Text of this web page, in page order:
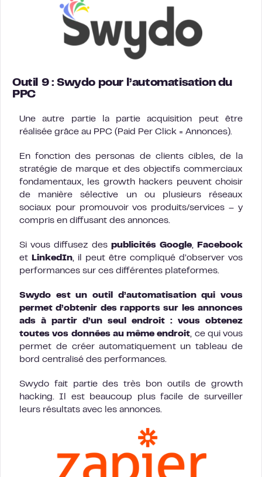
Outil 9 : Swydo pour l’automatisation du
PPC
Une autre partie la partie acquisition peut être
réalisée grâce au PPC (Paid Per Click = Annonces).
En fonction des personas de clients cibles, de la
stratégie de marque et des objectifs commerciaux
fondamentaux, les growth hackers peuvent choisir
de manière sélective un ou plusieurs réseaux
sociaux pour promouvoir vos produits/services – y
compris en diffusant des annonces.
Si vous diffusez des publicités Google,
Facebook
et
LinkedIn, il peut être compliqué d’observer vos
performances sur ces différentes plateformes.
Swydo est un outil d’automatisation qui vous
permet d’obtenir des rapports sur les annonces
ads à partir d’un seul endroit : vous obtenez
toutes vos données au même endroit, ce qui vous
permet de créer automatiquement un tableau de
bord centralisé des performances.
Swydo fait partie des très bon outils de growth
hacking. Il est beaucoup plus facile de surveiller
leurs résultats avec les annonces.